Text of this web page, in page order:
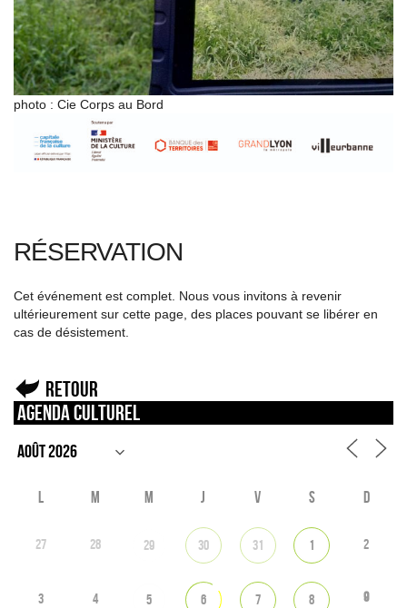
photo : Cie Corps au Bord
RÉSERVATION
Cet événement est complet. Nous vous invitons à revenir
ultérieurement sur cette page, des places pouvant se libérer en
cas de désistement.
Retour
Agenda culturel
L M M J V S D
27 28 29 30 31 1 2
3 4 5 6 7 8 9